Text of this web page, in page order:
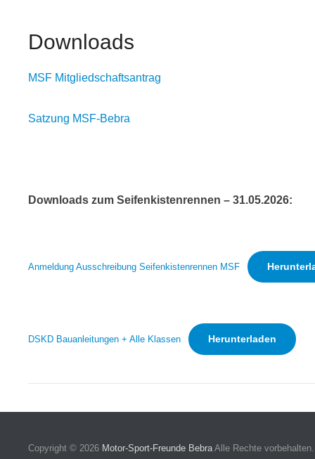
Downloads
MSF Mitgliedschaftsantrag
Satzung MSF-Bebra
Downloads zum Seifenkistenrennen – 31.05.2026:
Anmeldung Ausschreibung Seifenkistenrennen MSF
DSKD Bauanleitungen + Alle Klassen Herunterladen
Copyright © 2026 Motor-Sport-Freunde Bebra Alle Rechte vorbehalten.